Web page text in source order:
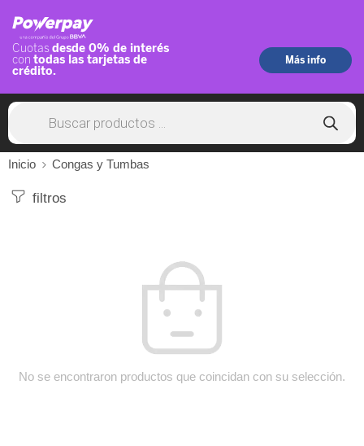
Inicio Congas y Tumbas
filtros
No se encontraron productos que coincidan con su selección.